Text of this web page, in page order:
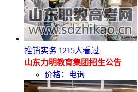
推销实务 1215人看过
山东力明教育集团招生公告
价格：电询